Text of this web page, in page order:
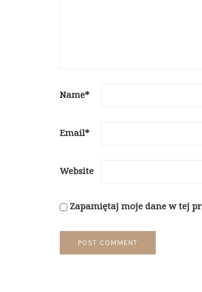
Name*
Email*
Website
Zapamiętaj moje dane w tej